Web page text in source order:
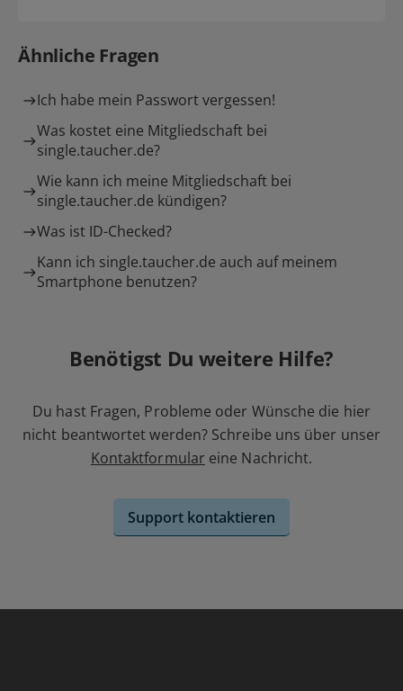
Ähnliche Fragen
Ich habe mein Passwort vergessen!
Was kostet eine Mitgliedschaft bei
single.taucher.de?
Wie kann ich meine Mitgliedschaft bei
single.taucher.de kündigen?
Was ist ID-Checked?
Kann ich single.taucher.de auch auf meinem
Smartphone benutzen?
Benötigst Du weitere Hilfe?
Du hast Fragen, Probleme oder Wünsche die hier
nicht beantwortet werden? Schreibe uns über unser
Kontaktformular eine Nachricht.
Support kontaktieren